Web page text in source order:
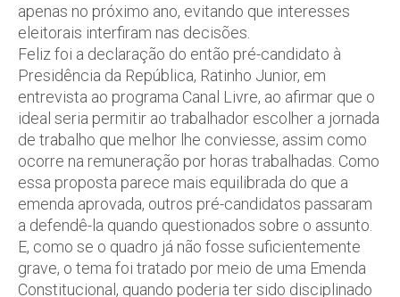
apenas no próximo ano, evitando que interesses
eleitorais interfiram nas decisões.
Feliz foi a declaração do então pré-candidato à
Presidência da República, Ratinho Junior, em
entrevista ao programa Canal Livre, ao afirmar que o
ideal seria permitir ao trabalhador escolher a jornada
de trabalho que melhor lhe conviesse, assim como
ocorre na remuneração por horas trabalhadas. Como
essa proposta parece mais equilibrada do que a
emenda aprovada, outros pré-candidatos passaram
a defendê-la quando questionados sobre o assunto.
E, como se o quadro já não fosse suficientemente
grave, o tema foi tratado por meio de uma Emenda
Constitucional, quando poderia ter sido disciplinado